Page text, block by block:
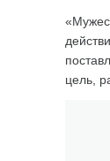
цель,